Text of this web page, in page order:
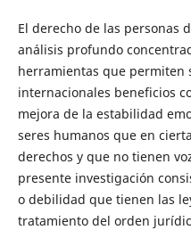
El derecho de las personas
análisis profundo
herramientas que permiten
internacionales beneficios
mejora de la estabilidad
seres humanos que en
derechos y que no tienen
presente investigación
o debilidad que tienen las
tratamiento del orden